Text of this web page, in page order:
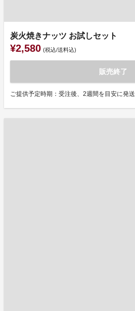
炭火焼きナッツ お試しセット
¥2,580 (税込/送料込)
販売終了
ご提供予定時期：受注後、2週間を目安に発送